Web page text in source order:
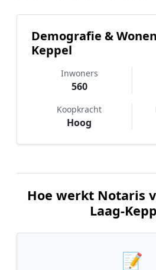
Demografie &
Keppel
Inwoners
560
Koopkracht
Hoog
Hoe werkt Notaris
Laag-
📝